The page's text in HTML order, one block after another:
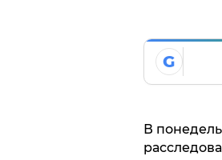
G
В